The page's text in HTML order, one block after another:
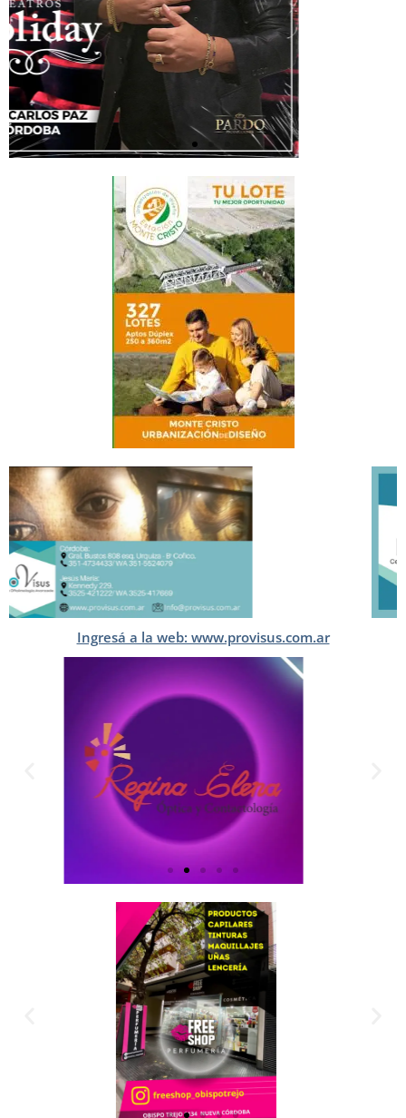
Ingresá a la web: www.provisus.com.ar